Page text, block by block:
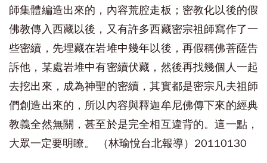
師集體編造出來的，內容荒腔走板；密教化以後的假
佛教傳入西藏以後，又有許多西藏密宗祖師寫作了一
些密續，先埋藏在岩堆中幾年以後，再假稱佛菩薩告
訴他，某處岩堆中有密續伏藏，然後再找幾個人一起
去挖出來，成為神聖的密續，其實都是密宗凡夫祖師
們創造出來的，所以內容與釋迦牟尼佛傳下來的經典
教義全然無關，甚至於是完全相互違背的。這一點，
大眾一定要明瞭。 （林瑜悅台北報導）20110130